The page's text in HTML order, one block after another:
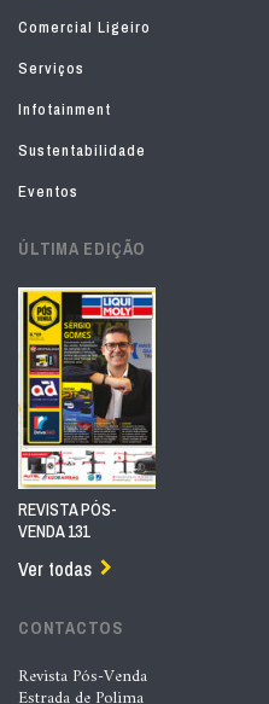
Comercial Ligeiro
Serviços
Infotainment
Sustentabilidade
Eventos
ÚLTIMA EDIÇÃO
REVISTA PÓS-
VENDA 131
Ver todas
CONTACTOS
Revista Pós-Venda